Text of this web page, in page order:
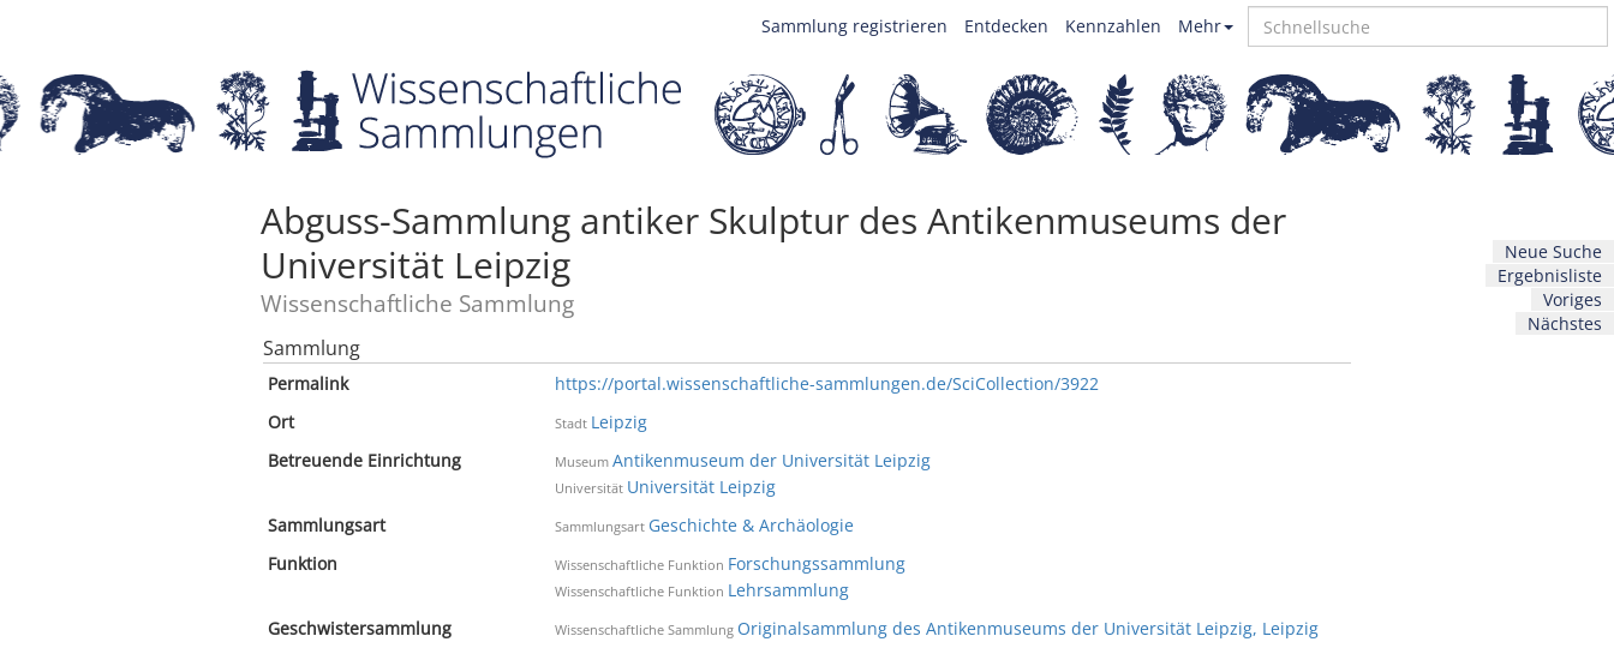
Mehr
Kennzahlen
Entdecken
Sammlung registrieren
Neue Suche
Ergebnisliste
Voriges
Nächstes
Abguss-Sammlung antiker Skulptur des Antikenmuseums der
Universität Leipzig
Wissenschaftliche Sammlung
Sammlung
Permalink
https://portal.wissenschaftliche-sammlungen.de/SciCollection/3922
Ort
Stadt Leipzig
Betreuende Einrichtung
Museum Antikenmuseum der Universität Leipzig
Universität Universität Leipzig
Sammlungsart
Sammlungsart Geschichte & Archäologie
Funktion
Wissenschaftliche Funktion Forschungssammlung
Wissenschaftliche Funktion Lehrsammlung
Geschwistersammlung
Wissenschaftliche Sammlung Originalsammlung des Antikenmuseums der Universität Leipzig, Leipzig